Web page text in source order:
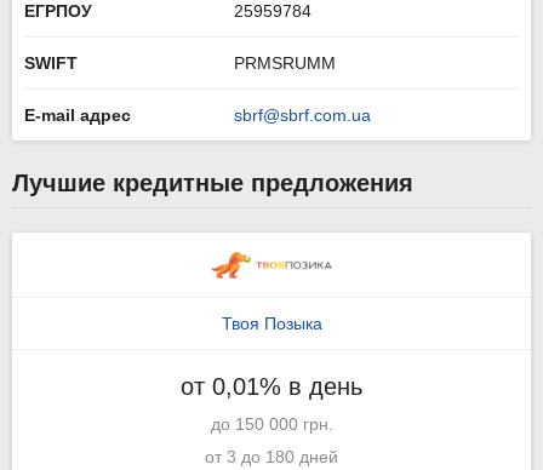
ЕГРПОУ 25959784
SWIFT PRMSRUMM
E-mail адрес sbrf@sbrf.com.ua
Лучшие кредитные предложения
Твоя Позыка
от 0,01% в день
до 150 000 грн.
от 3 до 180 дней